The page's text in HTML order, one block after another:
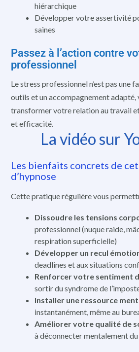
hiérarchique
Développer votre assertivité
saines
Passez à l’action contre
professionnel
Le stress professionnel n’est pas une
outils et un accompagnement adapté,
transformer votre relation au travail
et efficacité.
La vidéo sur
Les bienfaits concrets de
d’hypnose
Cette pratique régulière vous
Dissoudre les tensions
professionnel (nuque raide,
respiration superficielle)
Développer un recul
deadlines et aux situations
Renforcer votre sentiment
sortir du syndrome de
Installer une ressource
instantanément, même au
Améliorer votre qualité de
à déconnecter mentalement